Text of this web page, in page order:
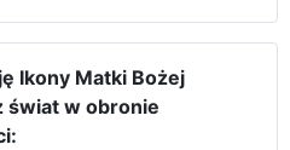
Ikony Matki Bożej
świat w obronie